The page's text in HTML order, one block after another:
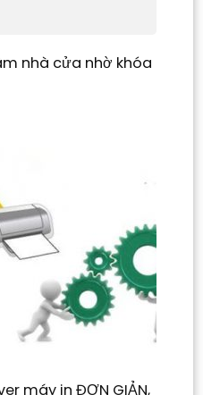
nhà cửa nhờ khóa
máy in ĐƠN GIẢN,